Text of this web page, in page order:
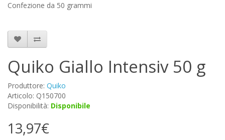
Confezione da 50 grammi
Quiko Giallo Intensiv 50 g
Produttore: Quiko
Articolo: Q150700
Disponibilità: Disponibile
13,97€